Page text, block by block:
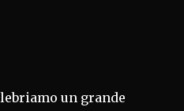
un grande